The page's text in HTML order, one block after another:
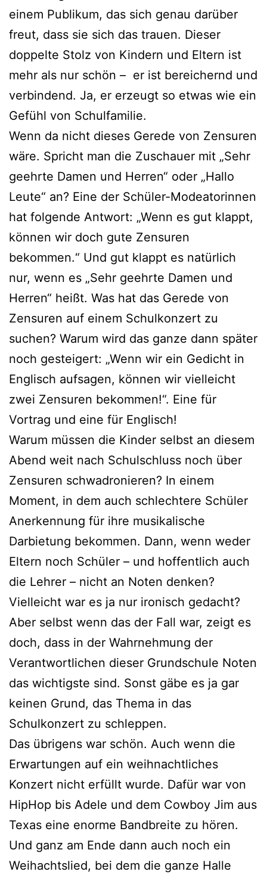
einem Publikum, das sich genau darüber
freut, dass sie sich das trauen. Dieser
doppelte Stolz von Kindern und Eltern ist
mehr als nur schön – er ist bereichernd und
verbindend. Ja, er erzeugt so etwas wie ein
Gefühl von Schulfamilie.
Wenn da nicht dieses Gerede von Zensuren
wäre. Spricht man die Zuschauer mit „Sehr
geehrte Damen und Herren“ oder „Hallo
Leute“ an? Eine der Schüler-Modeatorinnen
hat folgende Antwort: „Wenn es gut klappt,
können wir doch gute Zensuren
bekommen.“ Und gut klappt es natürlich
nur, wenn es „Sehr geehrte Damen und
Herren“ heißt. Was hat das Gerede von
Zensuren auf einem Schulkonzert zu
suchen? Warum wird das ganze dann später
noch gesteigert: „Wenn wir ein Gedicht in
Englisch aufsagen, können wir vielleicht
zwei Zensuren bekommen!“. Eine für
Vortrag und eine für Englisch!
Warum müssen die Kinder selbst an diesem
Abend weit nach Schulschluss noch über
Zensuren schwadronieren? In einem
Moment, in dem auch schlechtere Schüler
Anerkennung für ihre musikalische
Darbietung bekommen. Dann, wenn weder
Eltern noch Schüler – und hoffentlich auch
die Lehrer – nicht an Noten denken?
Vielleicht war es ja nur ironisch gedacht?
Aber selbst wenn das der Fall war, zeigt es
doch, dass in der Wahrnehmung der
Verantwortlichen dieser Grundschule Noten
das wichtigste sind. Sonst gäbe es ja gar
keinen Grund, das Thema in das
Schulkonzert zu schleppen.
Das übrigens war schön. Auch wenn die
Erwartungen auf ein weihnachtliches
Konzert nicht erfüllt wurde. Dafür war von
HipHop bis Adele und dem Cowboy Jim aus
Texas eine enorme Bandbreite zu hören.
Und ganz am Ende dann auch noch ein
Weihachtslied, bei dem die ganze Halle